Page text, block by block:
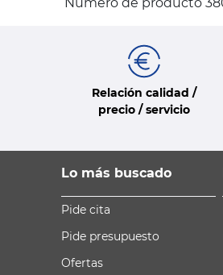
Relación calidad /
precio / servicio
Lo más buscado
Pide cita
Pide presupuesto
Ofertas